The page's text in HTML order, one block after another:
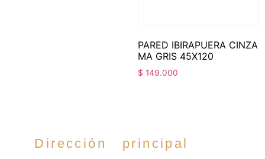
PARED IBIRAPUERA CINZA
MA GRIS 45X120
$ 149.000
Dirección principal